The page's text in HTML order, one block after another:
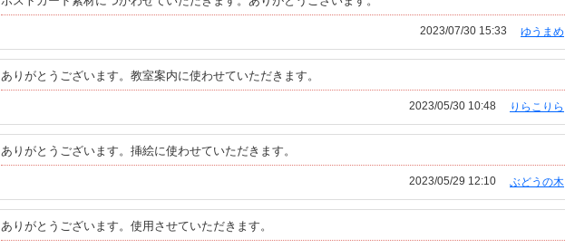
ゆうまめ
2023/07/30 15:33
ありがとうございます。教室案内に使わせていただきます。
りらこりら
2023/05/30 10:48
ありがとうございます。挿絵に使わせていただきます。
ぶどうの木
2023/05/29 12:10
ありがとうございます。使用させていただきます。